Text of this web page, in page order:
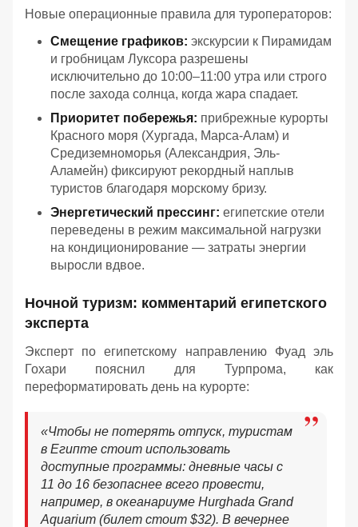
Новые операционные правила для туроператоров:
Смещение графиков: экскурсии к Пирамидам
и гробницам Луксора разрешены
исключительно до 10:00–11:00 утра или строго
после захода солнца, когда жара спадает.
Приоритет побережья: прибрежные курорты
Красного моря (Хургада, Марса-Алам) и
Средиземноморья (Александрия, Эль-
Аламейн) фиксируют рекордный наплыв
туристов благодаря морскому бризу.
Энергетический прессинг: египетские отели
переведены в режим максимальной нагрузки
на кондиционирование — затраты энергии
выросли вдвое.
Ночной туризм: комментарий египетского
эксперта
Эксперт по египетскому направлению Фуад эль
Гохари пояснил для Турпрома, как
переформатировать день на курорте:
«Чтобы не потерять отпуск, туристам
в Египте стоит использовать
доступные программы: дневные часы с
11 до 16 безопаснее всего провести,
например, в океанариуме Hurghada Grand
Aquarium (билет стоит $32). В вечернее